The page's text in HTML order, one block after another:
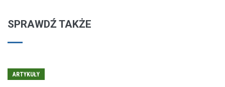
SPRAWDŹ TAKŻE
ARTYKUŁY